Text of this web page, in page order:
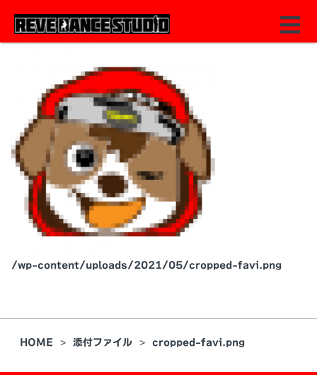
/wp-content/uploads/2021/05/cropped-favi.png
HOME 添付ファイル cropped-favi.png